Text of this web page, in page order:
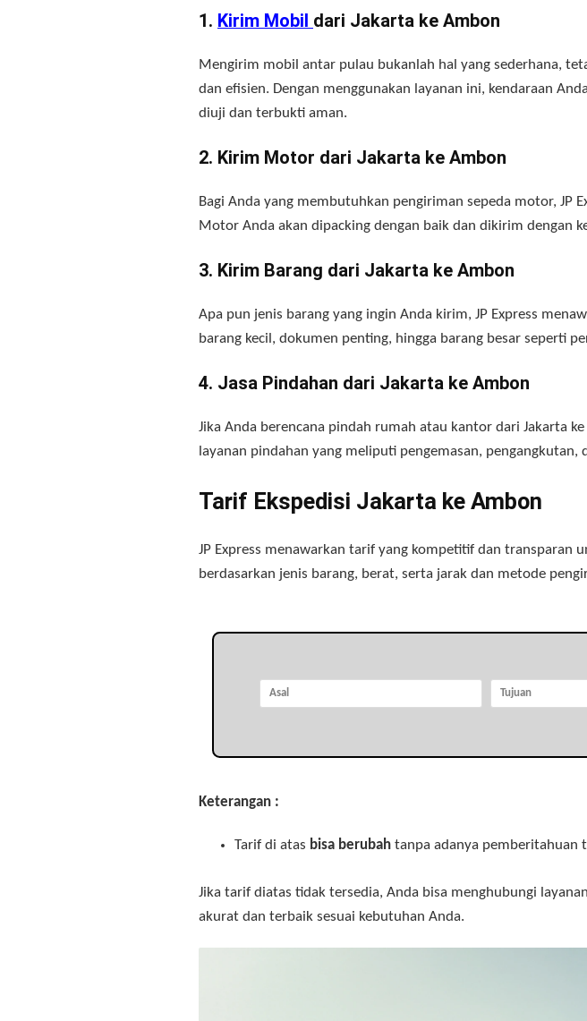
1. Kirim Mobil dari Jakarta ke Ambon
Mengirim mobil antar pulau bukanlah hal yang sederhana,
dan efisien. Dengan menggunakan layanan ini, kendaraan
diuji dan terbukti aman.
2. Kirim Motor dari Jakarta ke Ambon
Bagi Anda yang membutuhkan pengiriman sepeda motor, JP
Motor Anda akan dipacking dengan baik dan dikirim dengan
3. Kirim Barang dari Jakarta ke Ambon
Apa pun jenis barang yang ingin Anda kirim, JP Express
barang kecil, dokumen penting, hingga barang besar seperti
4. Jasa Pindahan dari Jakarta ke Ambon
Jika Anda berencana pindah rumah atau kantor dari Jakarta
layanan pindahan yang meliputi pengemasan,
Tarif Ekspedisi Jakarta ke Ambon
JP Express menawarkan tarif yang kompetitif dan transparan
berdasarkan jenis barang, berat, serta jarak dan metode
Keterangan :
Tarif di atas bisa berubah tanpa adanya pemberitahuan
Jika tarif diatas tidak tersedia, Anda bisa menghubungi
akurat dan terbaik sesuai kebutuhan Anda.